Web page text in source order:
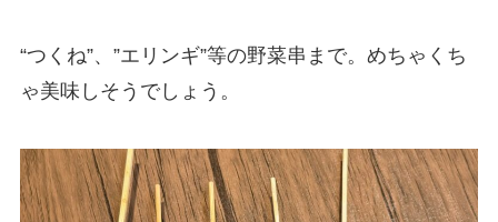
“つくね”、”エリンギ”等の野菜串まで。めちゃくち
ゃ美味しそうでしょう。